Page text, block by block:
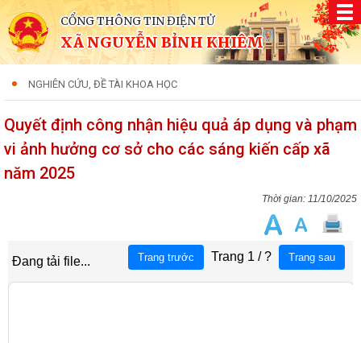
CỔNG THÔNG TIN ĐIỆN TỬ
XÃ NGUYỄN BỈNH KHIÊM
NGHIÊN CỨU, ĐỀ TÀI KHOA HỌC
Quyết định công nhận hiệu quả áp dụng và phạm
vi ảnh hưởng cơ sở cho các sáng kiến cấp xã
năm 2025
11/10/2025